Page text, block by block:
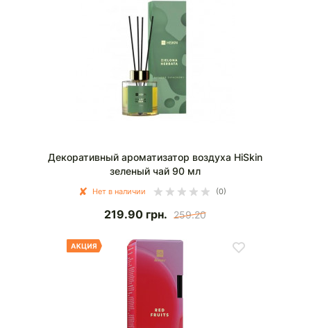
Декоративный ароматизатор воздуха HiSkin
зеленый чай 90 мл
Нет в наличии (0)
219.90 грн. 259.20